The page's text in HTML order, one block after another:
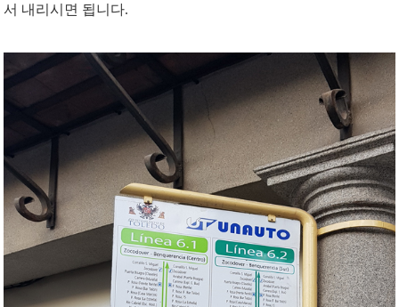
서 내리시면 됩니다.